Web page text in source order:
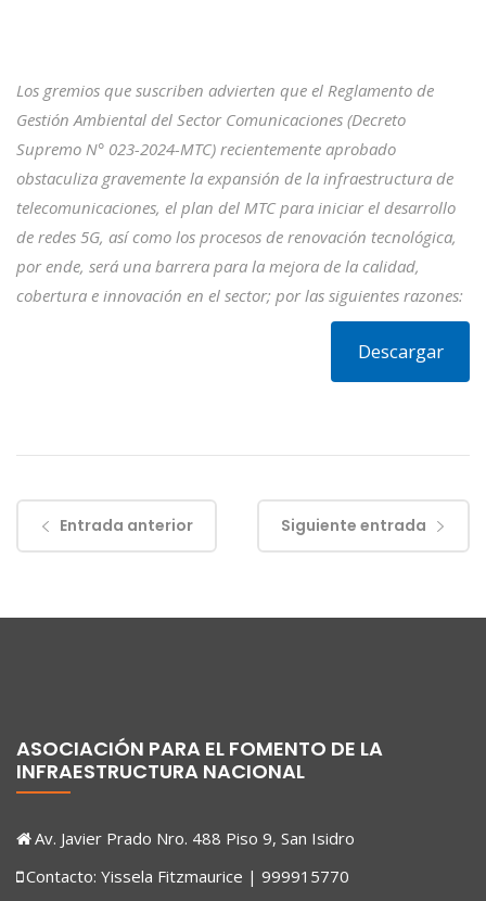
Los gremios que suscriben advierten que el Reglamento de
Gestión Ambiental del Sector Comunicaciones (Decreto
Supremo N° 023-2024-MTC) recientemente aprobado
obstaculiza gravemente la expansión de la infraestructura de
telecomunicaciones, el plan del MTC para iniciar el desarrollo
de redes 5G, así como los procesos de renovación tecnológica,
por ende, será una barrera para la mejora de la calidad,
cobertura e innovación en el sector; por las siguientes razones:
Descargar
Entrada anterior Siguiente entrada
ASOCIACIÓN PARA EL FOMENTO DE LA
INFRAESTRUCTURA NACIONAL
Av. Javier Prado Nro. 488 Piso 9, San Isidro
Contacto: Yissela Fitzmaurice | 999915770